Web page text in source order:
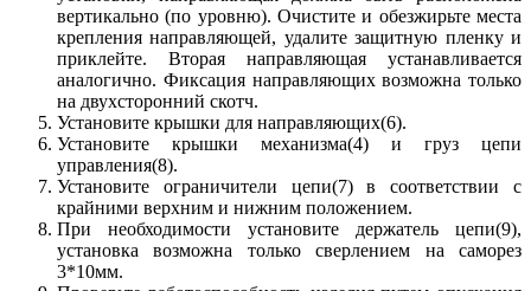
вертикально (по уровню). Очистите и обезжирьте места
крепления направляющей, удалите защитную пленку и
приклейте. Вторая направляющая устанавливается
аналогично. Фиксация направляющих возможна только
на двухсторонний скотч.
Установите крышки для направляющих(6).
Установите крышки механизма(4) и груз цепи
управления(8).
Установите ограничители цепи(7) в соответствии с
крайними верхним и нижним положением.
При необходимости установите держатель цепи(9),
установка возможна только сверлением на саморез
3*10мм.